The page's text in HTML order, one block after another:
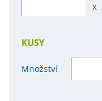
x
KUSY
Množství